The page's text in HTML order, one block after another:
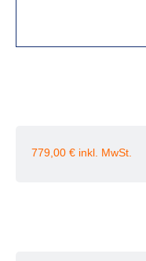
779,00 €